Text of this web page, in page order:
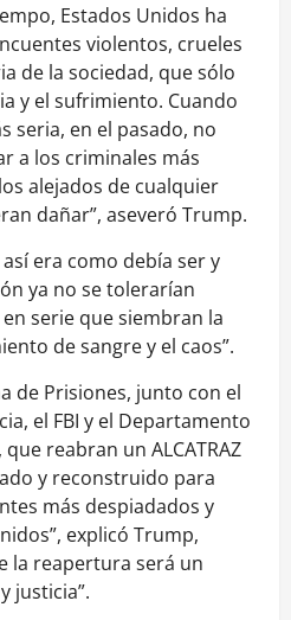
Estados Unidos ha
violentos, crueles
de la sociedad, que sólo
y el sufrimiento. Cuando
seria, en el pasado, no
a los criminales más
alejados de cualquier
dañar”, aseveró Trump.
era como debía ser y
ya no se tolerarían
serie que siembran la
de sangre y el caos”.
de Prisiones, junto con el
el FBI y el Departamento
reabran un ALCATRAZ
y reconstruido para
más despiadados y
explicó Trump,
la reapertura será un
justicia”.